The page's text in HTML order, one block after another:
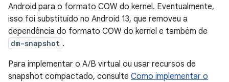
Android para o formato COW do kernel. Eventualmente,
isso foi substituído no Android 13, que removeu a
dependência do formato COW do kernel e também de
dm-snapshot .
Para implementar o A/B virtual ou usar recursos de
snapshot compactado, consulte Como implementar o